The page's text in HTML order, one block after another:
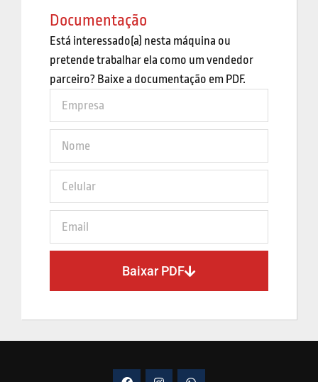
Documentação
Está interessado(a) nesta máquina ou
pretende trabalhar ela como um vendedor
parceiro? Baixe a documentação em PDF.
Baixar PDF